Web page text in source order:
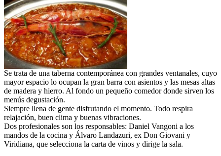
Se trata de una taberna contemporánea con grandes ventanales, cuyo
mayor espacio lo ocupan la gran barra con asientos y las mesas altas
de madera y hierro. Al fondo un pequeño comedor donde sirven los
menús degustación.
Siempre llena de gente disfrutando el momento. Todo respira
relajación, buen clima y buenas vibraciones.
Dos profesionales son los responsables: Daniel Vangoni a los
mandos de la cocina y Álvaro Landazuri, ex Don Giovani y
Viridiana, que selecciona la carta de vinos y dirige la sala.